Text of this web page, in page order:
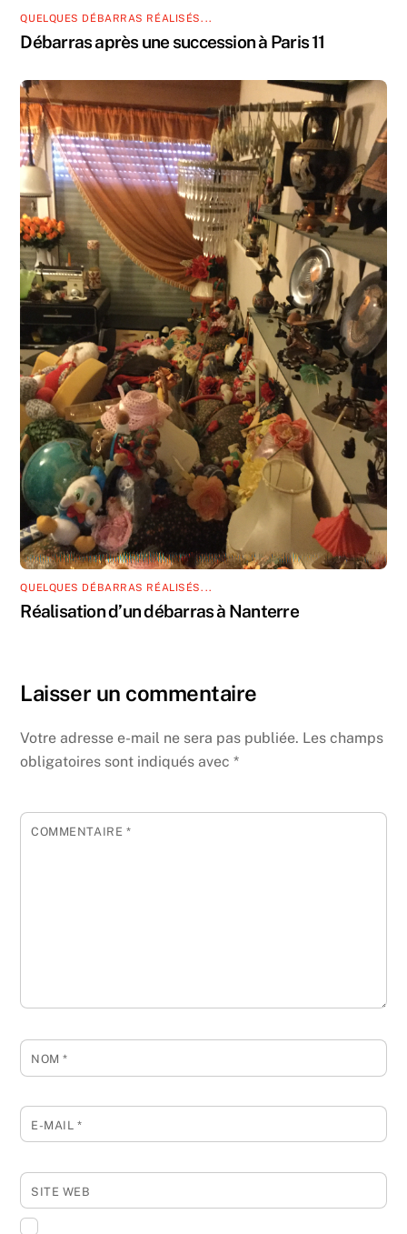
QUELQUES DÉBARRAS RÉALISÉS...
Débarras après une succession à Paris 11
QUELQUES DÉBARRAS RÉALISÉS...
Réalisation d’un débarras à Nanterre
Laisser un commentaire
Votre adresse e-mail ne sera pas publiée. Les champs
obligatoires sont indiqués avec*
COMMENTAIRE *
NOM*
E-MAIL *
SITE WEB